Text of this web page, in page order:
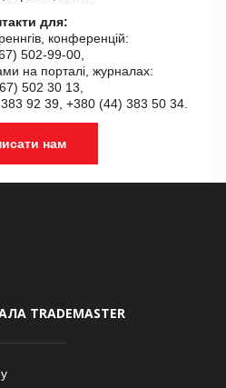
для:
конференцій:
502-99-00,
на порталі, журналах:
502 30 13,
92 39, +380 (44) 383 50 34.
нам
TRADEMASTER